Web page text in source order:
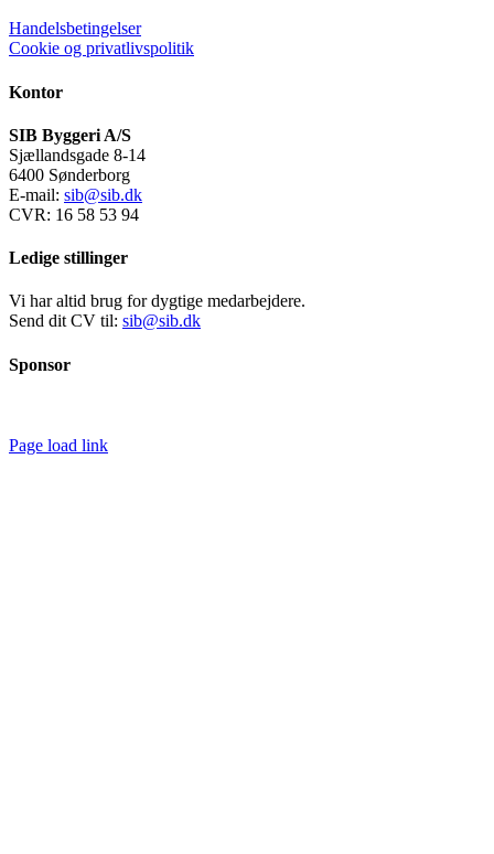
Handelsbetingelser
Cookie og privatlivspolitik
Kontor
SIB Byggeri A/S
Sjællandsgade 8-14
6400 Sønderborg
E-mail: sib@sib.dk
CVR: 16 58 53 94
Ledige stillinger
Vi har altid brug for dygtige medarbejdere.
Send dit CV til: sib@sib.dk
Sponsor
Page load link